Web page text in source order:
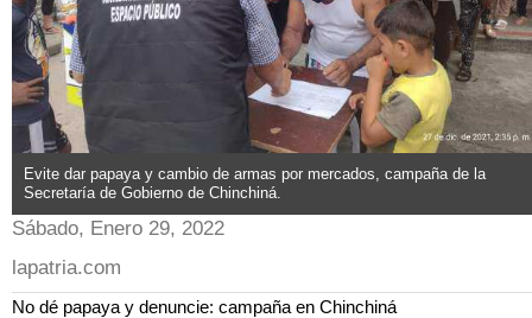
Evite dar papaya y cambio de armas por mercados, campaña de la
Secretaría de Gobierno de Chinchiná.
Sábado, Enero 29, 2022
lapatria.com
No dé papaya y denuncie: campaña en Chinchiná